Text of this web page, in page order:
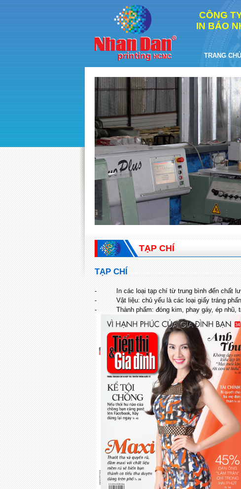
CÔNG
IN BÁO
TRANG CHỦ
TẠP CHÍ
TẠP CHÍ
- In các loại tạp chí từ trung bình đến chất
- Vật liệu: chủ yếu là các loại giấy tráng phấn
- Thành phẩm: đóng kim, phay gáy, ép nhũ,